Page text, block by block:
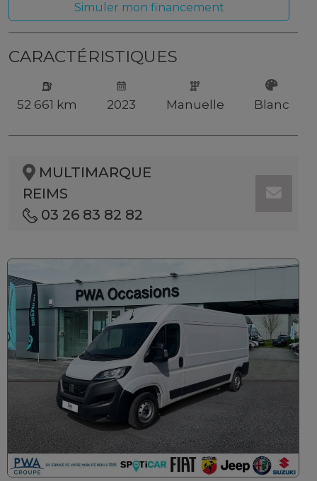
Simuler mon financement
CARACTÉRISTIQUES
52 661 km 2023 Manuelle Blanc
MULTIMARQUE
REIMS
03 26 83 82 82